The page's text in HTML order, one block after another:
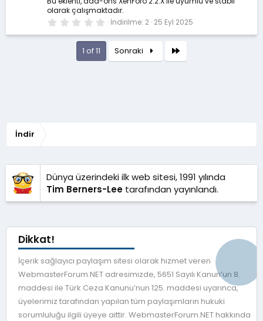
z
olarak çalışmaktadır.
0
0
0
ı
İndirilme 2 25 Eyl 2025
1 of 11 Sonraki
İndir
Dünya üzerindeki ilk web sitesi, 1991 yılında
Tim Berners-Lee tarafından yayınlandı.
Dikkat!
İçerik sağlayıcı paylaşım sitesi olarak hizmet veren
WebmasterForum.NET adresimizde, 5651 Sayılı Kanun’un 8.
maddesi ile Türk Ceza Kanunu’nun 125. maddesi uyarınca,
üyelerimiz tarafından yapılan tüm paylaşımların hukuki
sorumluluğu ilgili üyeye aittir. WebmasterForum.NET hakkında